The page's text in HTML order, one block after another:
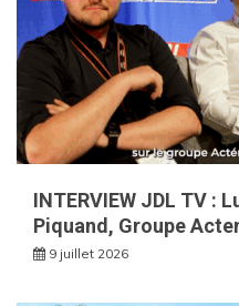
INTERVIEW JDL TV :
Piquand, Groupe
9 juillet 2026